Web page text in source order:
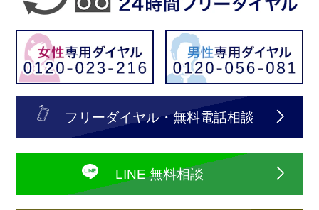
フリーダイヤル・無料電話相談
LINE 無料相談